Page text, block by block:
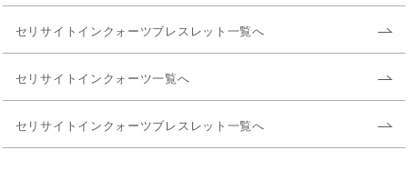
セリサイトインクォーツブレスレット一覧へ
セリサイトインクォーツ一覧へ
セリサイトインクォーツブレスレット一覧へ